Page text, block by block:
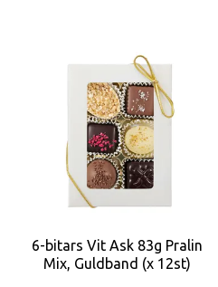
6-bitars Vit Ask 83g Pralin
Mix, Guldband (x 12st)